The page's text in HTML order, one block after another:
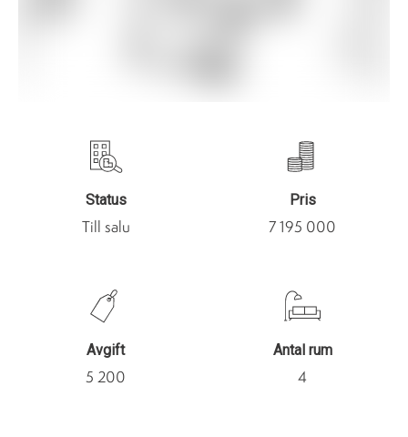
Status
Till salu
Pris
7 195 000
Avgift
5 200
Antal rum
4